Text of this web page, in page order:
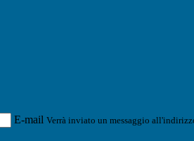
E-mail Verrà inviato un messaggio